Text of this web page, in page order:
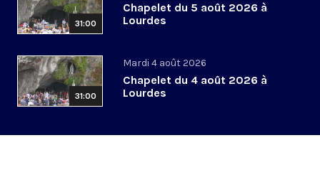
31:00
Chapelet du 5 août 2026 à
Lourdes
31:00
Mardi 4 août 2026
Chapelet du 4 août 2026 à
Lourdes